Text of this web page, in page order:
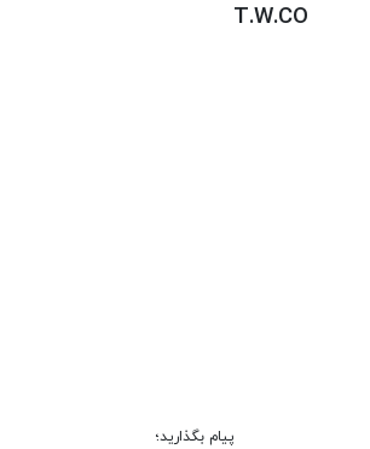
T.W.CO
پیام بگذارید؛